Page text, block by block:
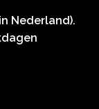
Nederland).